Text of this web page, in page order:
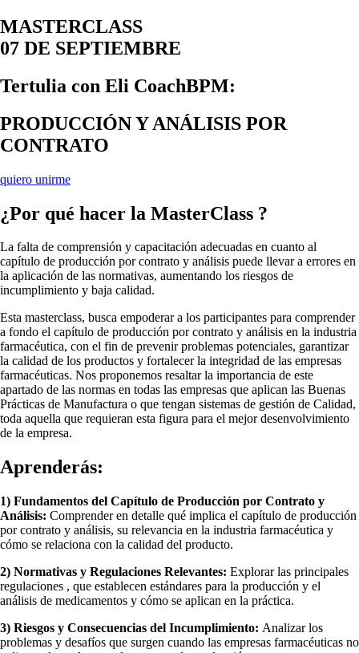
MASTERCLASS
07 DE SEPTIEMBRE
Tertulia con Eli CoachBPM:
PRODUCCIÓN Y ANÁLISIS POR
CONTRATO
quiero unirme
¿Por qué hacer la MasterClass ?
La falta de comprensión y capacitación adecuadas en cuanto al
capítulo de producción por contrato y análisis puede llevar a errores en
la aplicación de las normativas, aumentando los riesgos de
incumplimiento y baja calidad.
Esta masterclass, busca empoderar a los participantes para comprender
a fondo el capítulo de producción por contrato y análisis en la industria
farmacéutica, con el fin de prevenir problemas potenciales, garantizar
la calidad de los productos y fortalecer la integridad de las empresas
farmacéuticas. Nos proponemos resaltar la importancia de este
apartado de las normas en todas las empresas que aplican las Buenas
Prácticas de Manufactura o que tengan sistemas de gestión de Calidad,
toda aquella que requieran esta figura para el mejor desenvolvimiento
de la empresa.
Aprenderás:
1) Fundamentos del Capítulo de Producción por Contrato y
Análisis: Comprender en detalle qué implica el capítulo de producción
por contrato y análisis, su relevancia en la industria farmacéutica y
cómo se relaciona con la calidad del producto.
2) Normativas y Regulaciones Relevantes: Explorar las principales
regulaciones , que establecen estándares para la producción y el
análisis de medicamentos y cómo se aplican en la práctica.
3) Riesgos y Consecuencias del Incumplimiento: Analizar los
problemas y desafíos que surgen cuando las empresas farmacéuticas no